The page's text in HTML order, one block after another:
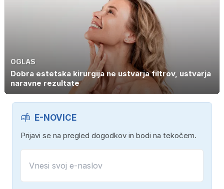
OGLAS
Dobra estetska kirurgija ne ustvarja filtrov, ustvarja
naravne rezultate
E-NOVICE
Prijavi se na pregled dogodkov in bodi na tekočem.